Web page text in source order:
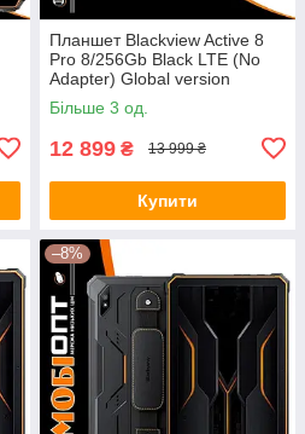
Планшет Blackview Active 8
Pro 8/256Gb Black LTE (No
Adapter) Global version
Більше 3 од.
12 899 ₴ 13 999 ₴
Купити
–8%